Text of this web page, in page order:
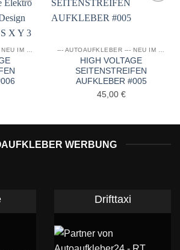
Wunschliste
HIGH VOLTAGE
SEITENSTREIFEN
AUFKLEBER #005
45,00 €
WERBUNG
Drifttaxi